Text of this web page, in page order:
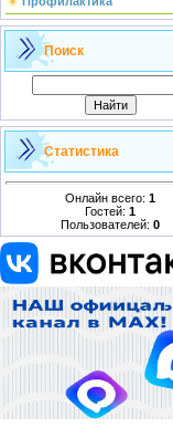
Поиск
Статистика
Онлайн всего: 1
Гостей: 1
Пользователей: 0